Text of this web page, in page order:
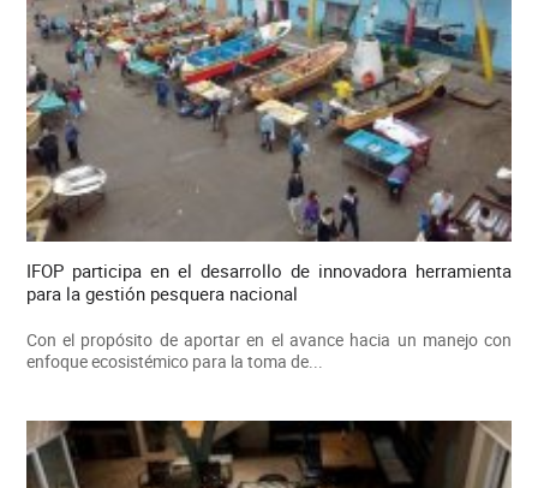
IFOP participa en el desarrollo de innovadora herramienta
para la gestión pesquera nacional
Con el propósito de aportar en el avance hacia un manejo con
enfoque ecosistémico para la toma de...